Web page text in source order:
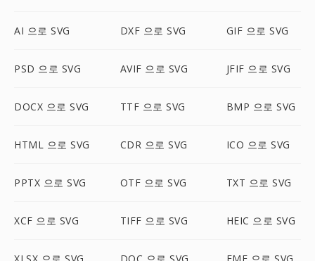
AI 으로 SVG DXF 으로 SVG GIF 으로 SVG
PSD 으로 SVG AVIF 으로 SVG JFIF 으로 SVG
DOCX 으로 SVG TTF 으로 SVG BMP 으로 SVG
HTML 으로 SVG CDR 으로 SVG ICO 으로 SVG
PPTX 으로 SVG OTF 으로 SVG TXT 으로 SVG
XCF 으로 SVG TIFF 으로 SVG HEIC 으로 SVG